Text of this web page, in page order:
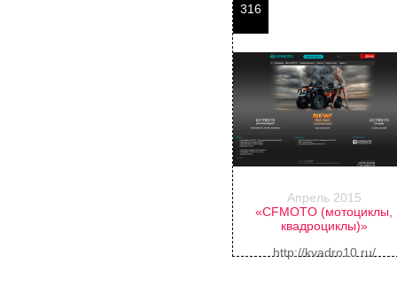
316
Апрель 2015
«CFMOTO (мотоциклы,
квадроциклы)»
http://kvadro10.ru/